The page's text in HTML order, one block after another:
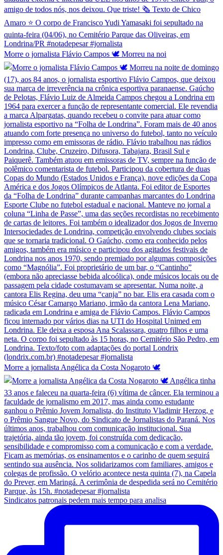
Morre o jornalista Flávio Campos 🕊️ Morreu na noi
Morre a jornalista Angélica da Costa Nogaroto 🕊️
Sindicatos patronais pedem mais tempo para analisa